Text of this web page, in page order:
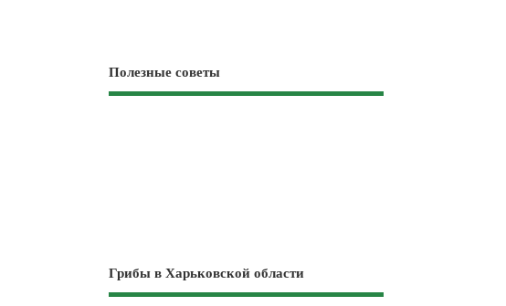
Полезные советы
Грибы в Харьковской области